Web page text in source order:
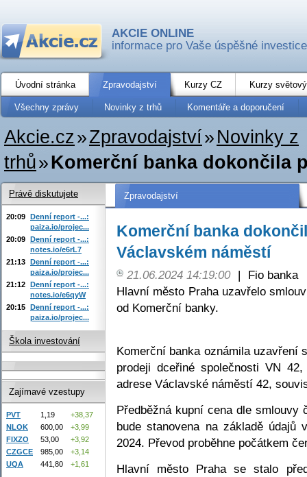
AKCIE ONLINE
informace pro Vaše úspěšné investice
Úvodní stránka Zpravodajství Kurzy CZ Kurzy
Všechny zprávy Novinky z trhů Komentáře a doporučení
Akcie.cz»Zpravodajství» Novinky z
trhů»Komerční banka dokončila
Zpravodajství
Komerční banka
Václavském náměstí
21.06.2024 14:19:00 |
Fio banka
Hlavní město Praha uzavřelo
od Komerční banky.
Komerční banka oznámila uzavření
prodeji dceřiné společnosti VN
adrese Václavské náměstí 42,
Předběžná kupní cena dle
bude stanovena na základě
2024. Převod proběhne počátkem
Hlavní město Praha se stalo
Právě diskutujete
20:09 Denní report -...:
paiza.io/projec...
20:09 Denní report -...:
notes.io/e6rL7
21:13 Denní report -...:
paiza.io/projec...
21:12 Denní report -...:
notes.io/e6qyW
20:15 Denní report -...:
paiza.io/projec...
Škola investování
Zajímavé vzestupy
PVT 1,19
+38,37
NLOK
600,00
+3,99
FIXZO
53,00
+3,92
CZGCE
985,00
+3,14
UQA
441,80 +1,61